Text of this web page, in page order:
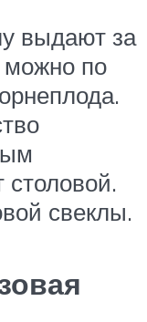
выдают за
можно по
столовой.
свеклы.